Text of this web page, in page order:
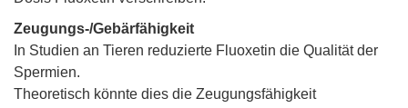
Zeugungs-/Gebärfähigkeit
In Studien an Tieren reduzierte Fluoxetin die Qualität der
Spermien.
Theoretisch könnte dies die Zeugungsfähigkeit